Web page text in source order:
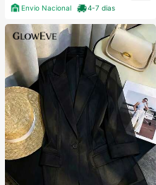
Envio Nacional
4-7 dias